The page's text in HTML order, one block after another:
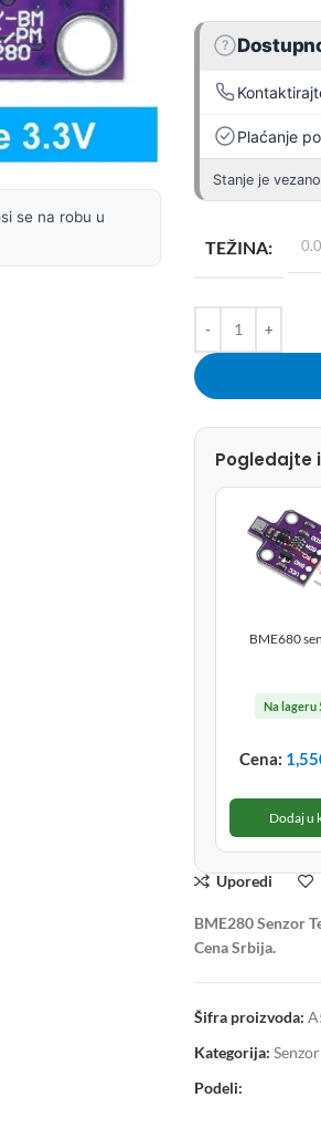
se na robu u
?
Plaćanje
Stanje je
TEŽINA
Pogledajte
BME680
Na lageru
Cena:
Dodaj u
Uporedi
BME280 Senzor
Cena Srbija.
Šifra proizvoda:
Kategorija:
Podeli: